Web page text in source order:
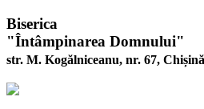
Biserica
"Întâmpinarea Domnului"
str. M. Kogălniceanu, nr. 67,